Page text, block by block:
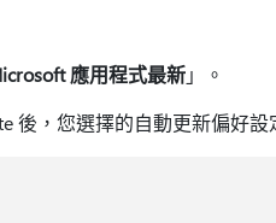
應用程式最新」。
後，您選擇的自動更新偏好設